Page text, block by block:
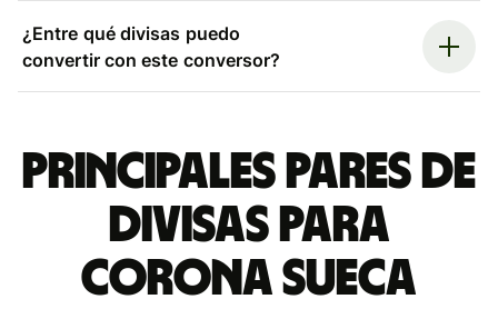
¿Entre qué divisas puedo
convertir con este conversor?
Principales pares de
divisas para
corona sueca